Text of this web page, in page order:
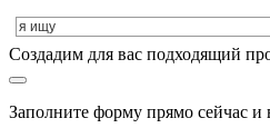
Cоздадим для вас подходящий
Заполните форму прямо сейчас и